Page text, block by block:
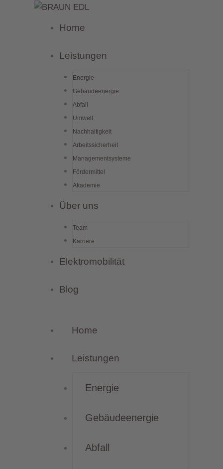
Home
Leistungen
Energie
Gebäudeenergie
Abfall
Umwelt
Nachhaltigkeit
Arbeitssicherheit
Managementsysteme
Fördermittel
Akademie
Über uns
Team
Karriere
Elektromobilität
Blog
Home
Leistungen
Energie
Gebäudeenergie
Abfall